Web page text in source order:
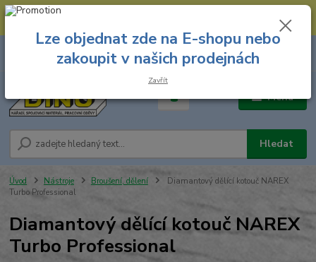
--- Spojovací materiál: 774 431 045 --- Prodejna nářadí: 731 449 423 --
Menu
Hledat
8.00 hod. - 16.00 hod.
za
Úvod Nástroje Broušení, dělení
Diamantový dělící kotouč NAREX
Turbo Professional
Diamantový dělící kotouč NAREX
Turbo Professional
Lze objednat zde na E-shopu nebo
zakoupit v našich prodejnách
Zavřít